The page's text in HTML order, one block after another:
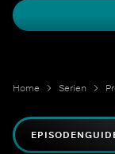
Home Serien